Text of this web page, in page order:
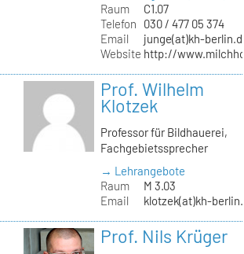
Raum
C1.07
Telefon
030 / 477 05 374
Email
junge(at)kh-
Website http://
Prof. Wilhelm
Klotzek
Professor für Bildhauerei,
Fachgebietssprecher
→ Lehrangebote
Raum
M 3.03
Email
klotzek(at)kh-
Prof. Nils Krüger